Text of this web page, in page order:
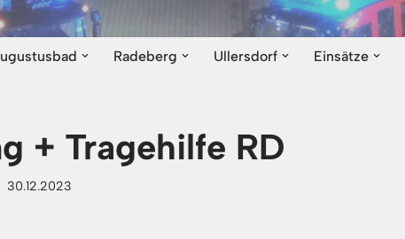
Radeberg Ullersdorf Einsätze
+ Tragehilfe RD
30.12.2023